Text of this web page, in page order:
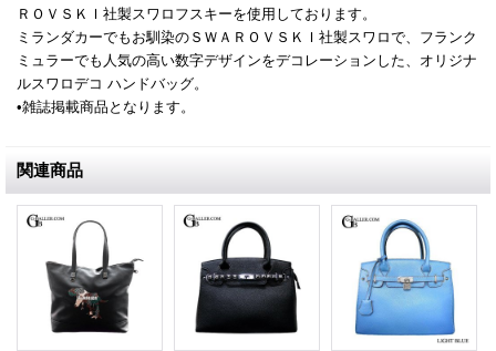
ＲＯＶＳＫＩ社製スワロフスキーを使用しております。
ミランダカーでもお馴染のＳＷＡＲＯＶＳＫＩ社製スワロで、フランク
ミュラーでも人気の高い数字デザインをデコレーションした、オリジナ
ルスワロデコ ハンドバッグ。
•雑誌掲載商品となります。
関連商品